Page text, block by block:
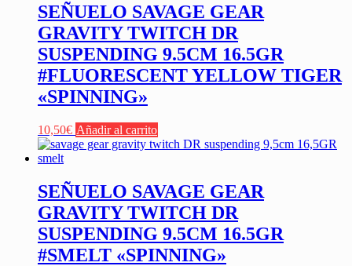
SEÑUELO SAVAGE GEAR
GRAVITY TWITCH DR
SUSPENDING 9.5CM 16.5GR
#FLUORESCENT YELLOW TIGER
«SPINNING»
10,50€ Añadir al carrito
SEÑUELO SAVAGE GEAR
GRAVITY TWITCH DR
SUSPENDING 9.5CM 16.5GR
#SMELT «SPINNING»